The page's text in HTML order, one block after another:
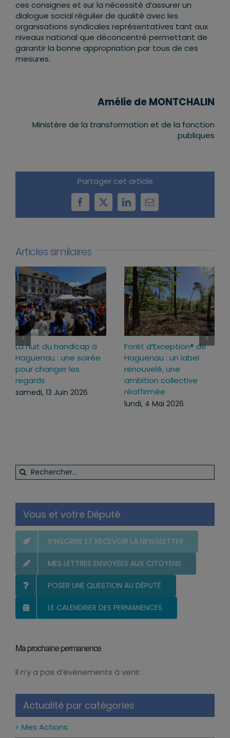
ces consignes et sur la nécessité d’assurer un
dialogue social régulier de qualité avec les
organisations syndicales représentatives tant aux
niveaux national que déconcentré permettant de
garantir la bonne appropriation par tous de ces
mesures.
Amélie de MONTCHALIN
Ministère de la transformation et de la fonction
publiques
Partager cet article
Facebook
X LinkedInEmail
Articles similaires
Forêt d’Exception® de
Haguenau : un label
renouvelé, une
ambition collective
réaffirmée
Inauguration du
nouveau lieu de vie de
Schirrhein
lundi, 29 Juin 2026
Rechercher:
Vous et votre Député
MES LETTRES ENVOYÉES AUX CITOYENS
POSER UNE QUESTION AU DÉPUTÉ
Notice
Actualité par catégories